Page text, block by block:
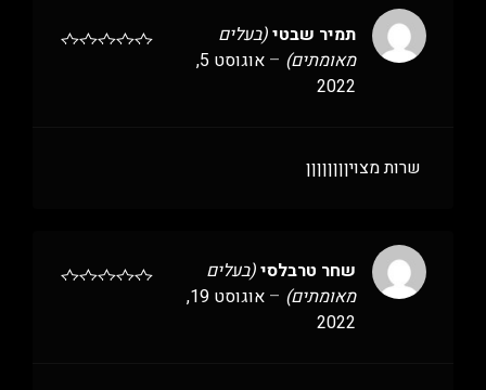
תמיר שבטי(בעלים
מאומתים) –
אוגוסט 5,
2022
שרות מצויןןןןןןןן
שחר טרבלסי(בעלים
מאומתים) –
אוגוסט 19,
2022